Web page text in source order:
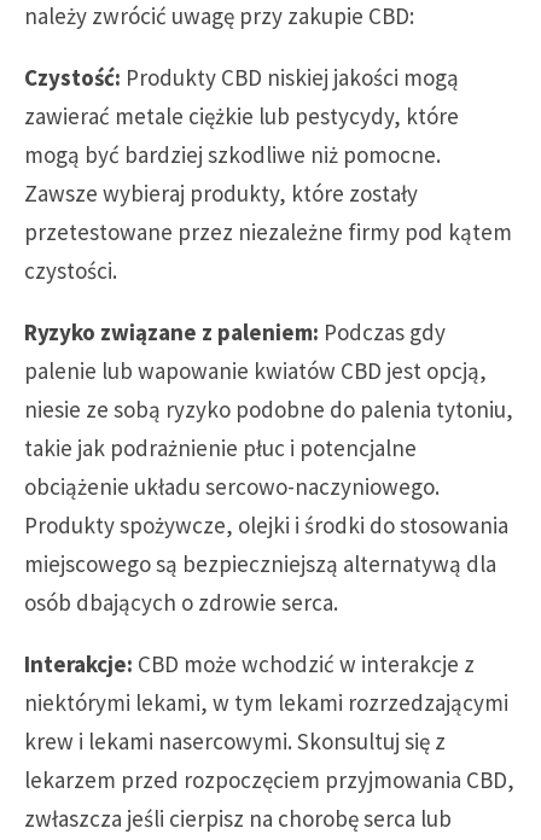
należy zwrócić uwagę przy zakupie CBD:
Czystość: Produkty CBD niskiej jakości mogą
zawierać metale ciężkie lub pestycydy, które
mogą być bardziej szkodliwe niż pomocne.
Zawsze wybieraj produkty, które zostały
przetestowane przez niezależne firmy pod kątem
czystości.
Ryzyko związane z paleniem: Podczas gdy
palenie lub wapowanie kwiatów CBD jest opcją,
niesie ze sobą ryzyko podobne do palenia tytoniu,
takie jak podrażnienie płuc i potencjalne
obciążenie układu sercowo-naczyniowego.
Produkty spożywcze, olejki i środki do stosowania
miejscowego są bezpieczniejszą alternatywą dla
osób dbających o zdrowie serca.
Interakcje: CBD może wchodzić w interakcje z
niektórymi lekami, w tym lekami rozrzedzającymi
krew i lekami nasercowymi. Skonsultuj się z
lekarzem przed rozpoczęciem przyjmowania CBD,
zwłaszcza jeśli cierpisz na chorobę serca lub